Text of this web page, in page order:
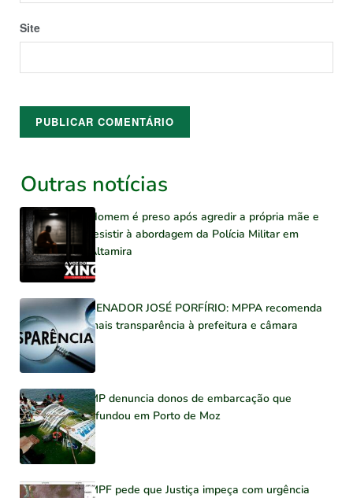
Site
Outras notícias
Homem é preso após agredir a própria mãe e
resistir à abordagem da Polícia Militar em
Altamira
SENADOR JOSÉ PORFÍRIO: MPPA recomenda
mais transparência à prefeitura e câmara
MP denuncia donos de embarcação que
afundou em Porto de Moz
MPF pede que Justiça impeça com urgência